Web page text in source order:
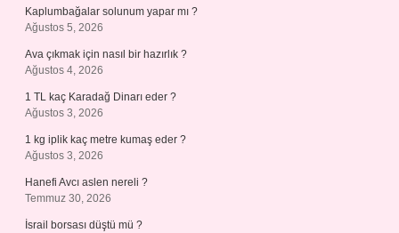
Kaplumbağalar solunum yapar mı ?
Ağustos 5, 2026
Ava çıkmak için nasıl bir hazırlık ?
Ağustos 4, 2026
1 TL kaç Karadağ Dinarı eder ?
Ağustos 3, 2026
1 kg iplik kaç metre kumaş eder ?
Ağustos 3, 2026
Hanefi Avcı aslen nereli ?
Temmuz 30, 2026
İsrail borsası düştü mü ?